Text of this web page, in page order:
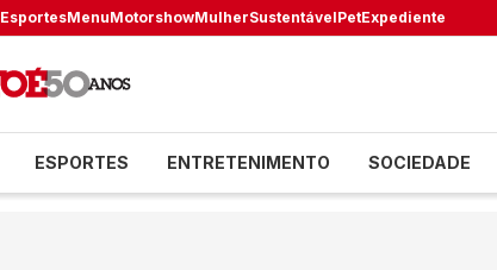
EsportesMenuMotorshowMulherSustentávelPetExpediente
ESPORTES ENTRETENIMENTO SOCIEDADE